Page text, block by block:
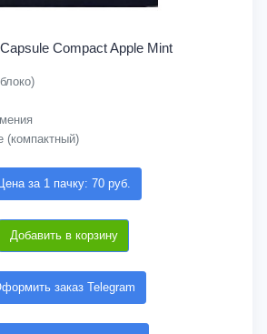
Compact Apple Mint
(компактный)
за 1 пачку: 70 руб.
Добавить в корзину
заказ Telegram